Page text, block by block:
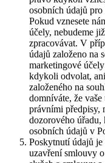
osobních údajů
Pokud vznesete
účely, nebudeme
zpracovávat. V
údajů založeno na
marketingové
kdykoli odvolat,
založeného na
domníváte, že
právními předpisy,
dozorového úřadu,
osobních údajů v
Poskytnutí údajů
uzavření smlouvy